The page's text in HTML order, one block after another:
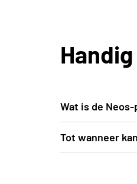
Wat is de
De voordelige
zicht op de
Tot wanneer